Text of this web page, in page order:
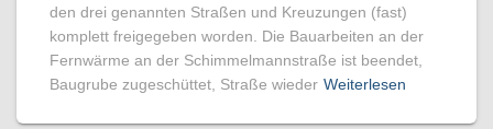
den drei genannten Straßen und Kreuzungen (fast)
komplett freigegeben worden. Die Bauarbeiten an der
Fernwärme an der Schimmelmannstraße ist beendet,
Baugrube zugeschüttet, Straße wieder Weiterlesen